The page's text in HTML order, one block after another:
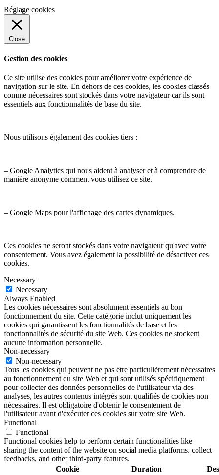
Réglage cookies
Close
Gestion des cookies
Ce site utilise des cookies pour améliorer votre expérience de
navigation sur le site. En dehors de ces cookies, les cookies classés
comme nécessaires sont stockés dans votre navigateur car ils sont
essentiels aux fonctionnalités de base du site.
Nous utilisons également des cookies tiers :
– Google Analytics qui nous aident à analyser et à comprendre de
manière anonyme comment vous utilisez ce site.
– Google Maps pour l'affichage des cartes dynamiques.
Ces cookies ne seront stockés dans votre navigateur qu'avec votre
consentement. Vous avez également la possibilité de désactiver ces
cookies.
Necessary
Necessary
Always Enabled
Les cookies nécessaires sont absolument essentiels au bon
fonctionnement du site. Cette catégorie inclut uniquement les
cookies qui garantissent les fonctionnalités de base et les
fonctionnalités de sécurité du site Web. Ces cookies ne stockent
aucune information personnelle.
Non-necessary
Non-necessary
Tous les cookies qui peuvent ne pas être particulièrement nécessaires
au fonctionnement du site Web et qui sont utilisés spécifiquement
pour collecter des données personnelles de l'utilisateur via des
analyses, les autres contenus intégrés sont qualifiés de cookies non
nécessaires. Il est obligatoire d'obtenir le consentement de
l'utilisateur avant d'exécuter ces cookies sur votre site Web.
Functional
Functional
Functional cookies help to perform certain functionalities like
sharing the content of the website on social media platforms, collect
feedbacks, and other third-party features.
Cookie
Duration